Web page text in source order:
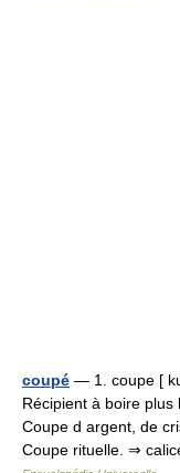
coupé — 1. coupe [
Récipient à boire plus
Coupe d argent, de
Coupe rituelle. ⇒